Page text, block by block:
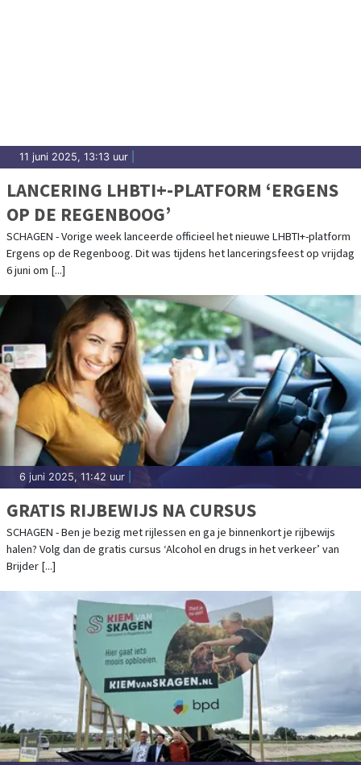
11 juni 2025, 13:13 uur
LANCERING LHBTI+-PLATFORM ‘ERGENS
OP DE REGENBOOG’
SCHAGEN - Vorige week lanceerde officieel het nieuwe LHBTI+-platform
Ergens op de Regenboog. Dit was tijdens het lanceringsfeest op vrijdag
6 juni om [...]
6 juni 2025, 11:42 uur
GRATIS RIJBEWIJS NA CURSUS
SCHAGEN - Ben je bezig met rijlessen en ga je binnenkort je rijbewijs
halen? Volg dan de gratis cursus ‘Alcohol en drugs in het verkeer’ van
Brijder [...]